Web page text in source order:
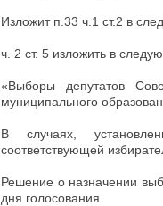
Изложит п.33 ч.1 ст.2 в
ч. 2 ст. 5 изложить в
«Выборы депутатов
муниципального
В случаях,
соответствующей
Решение о назначении
дня голосования.